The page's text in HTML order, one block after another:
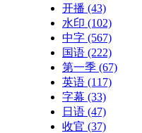
开播 (43)
水印 (102)
中字 (567)
国语 (222)
第一季 (67)
英语 (117)
字幕 (33)
日语 (47)
收官 (37)